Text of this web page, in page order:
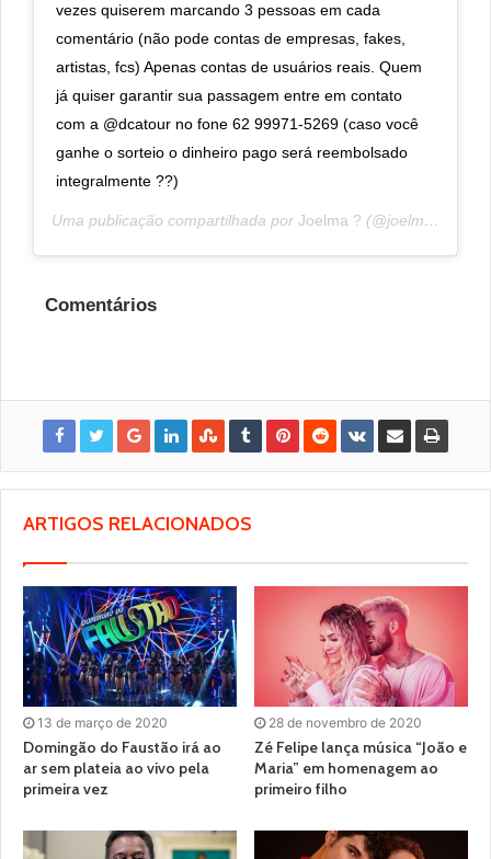
vezes quiserem marcando 3 pessoas em cada
comentário (não pode contas de empresas, fakes,
artistas, fcs) Apenas contas de usuários reais. Quem
já quiser garantir sua passagem entre em contato
com a @dcatour no fone 62 99971-5269 (caso você
ganhe o sorteio o dinheiro pago será reembolsado
integralmente ??)
Uma publicação compartilhada por Joelma ? (@joelmaareal) em
Comentários
ARTIGOS RELACIONADOS
13 de março de 2020
Domingão do Faustão irá ao
ar sem plateia ao vivo pela
primeira vez
28 de novembro de 2020
Zé Felipe lança música “João e
Maria” em homenagem ao
primeiro filho